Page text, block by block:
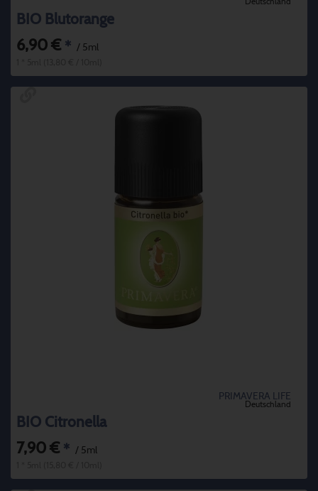
BIO Blutorange
6,90 € * / 5ml
PRIMAVERA LIFE
Deutschland
BIO Citronella
7,90 € * / 5ml